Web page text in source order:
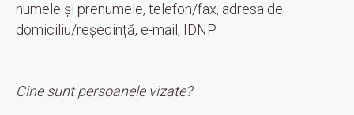
numele și prenumele, telefon/fax, adresa de
domiciliu/reședință, e-mail, IDNP
Cine sunt persoanele vizate?